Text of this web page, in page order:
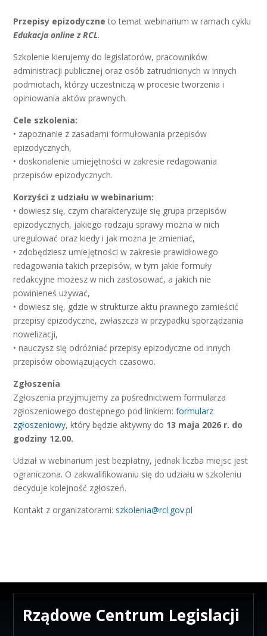
Przepisy epizodyczne to temat webinarium w ramach cyklu
Edukacja online z RCL.
Szkolenie kierujemy do legislatorów, pracowników
administracji publicznej oraz osób zatrudnionych w innych
podmiotach, którzy uczestniczą w procesie tworzenia i
opiniowania aktów prawnych.
Cele szkolenia:
• zapoznanie z zasadami formułowania przepisów
epizodycznych,
• doskonalenie umiejętności w zakresie redagowania
przepisów epizodycznych.
Korzyści z udziału w webinarium:
• dowiesz się, czym charakteryzuje się grupa przepisów
epizodycznych, jakiego rodzaju sprawy można w nich
uregulować oraz kiedy i jak można je zmieniać,
• zdobędziesz umiejętności w zakresie prawidłowego
redagowania takich przepisów, w tym jakie formuły
redakcyjne możesz w nich zastosować, a jakich nie
powinieneś używać,
• dowiesz się, gdzie w strukturze aktu prawnego zamieścić
przepisy epizodyczne, zwłaszcza w przypadku sporządzania
nowelizacji,
• nauczysz się odróżniać przepisy epizodyczne od innych
przepisów obowiązujących czasowo.
Zgłoszenia
Zgłoszenia przyjmujemy za pośrednictwem formularza
zgłoszeniowego dostępnego pod linkiem: formularz
zgłoszeniowy, który będzie aktywny do 13 maja 2026 r. do
godziny 12.00.
Udział w webinarium jest bezpłatny, jednak liczba miejsc jest
ograniczona. O zakwalifikowaniu się do udziału w szkoleniu
decyduje kolejność zgłoszeń.
Kontakt z organizatorami: szkolenia@rcl.gov.pl
Rządowe Centrum Legislacji